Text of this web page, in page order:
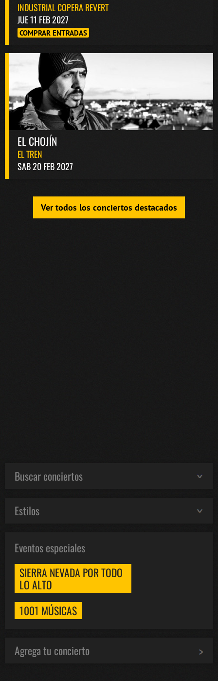
INDUSTRIAL COPERA REVERT
JUE 11 FEB 2027
COMPRAR ENTRADAS
EL CHOJÍN
EL TREN
SAB 20 FEB 2027
Ver todos los conciertos destacados
Buscar conciertos
Estilos
Eventos especiales
SIERRA NEVADA POR TODO
LO ALTO
1001 MÚSICAS
Agrega tu concierto